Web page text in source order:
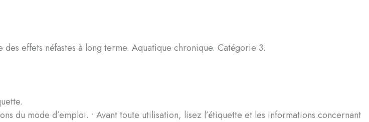
effets néfastes à long terme. Aquatique chronique. Catégorie 3.
du mode d’emploi. • Avant toute utilisation, lisez l’étiquette et les informations concernant